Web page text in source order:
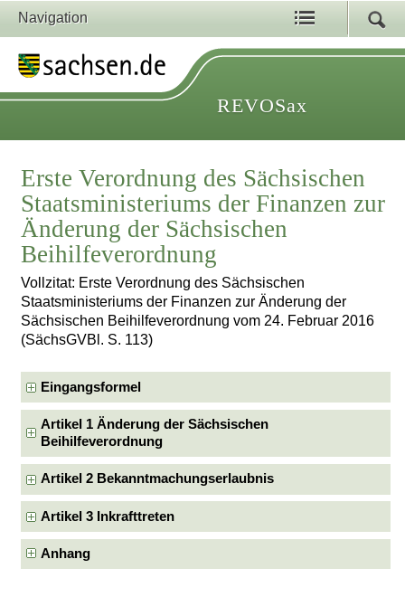
Navigation
REVOSax
Erste Verordnung des Sächsischen
Staatsministeriums der Finanzen zur
Änderung der Sächsischen
Beihilfeverordnung
Vollzitat: Erste Verordnung des Sächsischen
Staatsministeriums der Finanzen zur Änderung der
Sächsischen Beihilfeverordnung vom 24. Februar 2016
(SächsGVBl. S. 113)
Eingangsformel
Artikel 1 Änderung der Sächsischen
Beihilfeverordnung
Artikel 2 Bekanntmachungserlaubnis
Artikel 3 Inkrafttreten
Anhang